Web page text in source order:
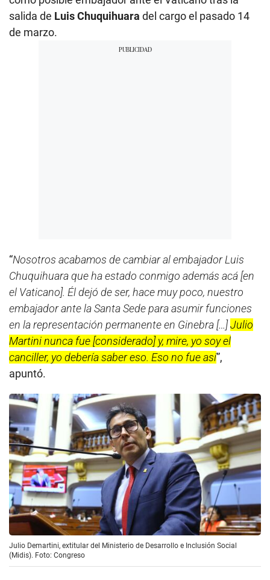
salida de Luis Chuquihuara del cargo el pasado 14
de marzo.
“Nosotros acabamos de cambiar al embajador Luis
Chuquihuara que ha estado conmigo además acá [en
el Vaticano]. Él dejó de ser, hace muy poco, nuestro
embajador ante la Santa Sede para asumir funciones
en la representación permanente en Ginebra […]Julio
Martini nunca fue [considerado] y, mire, yo soy el
canciller, yo debería saber eso. Eso no fue así”,
apuntó.
Julio Demartini, extitular del Ministerio de Desarrollo e Inclusión Social
(Midis). Foto: Congreso